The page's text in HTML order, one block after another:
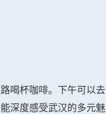
喝杯咖啡。下午可以去
深度感受武汉的多元魅